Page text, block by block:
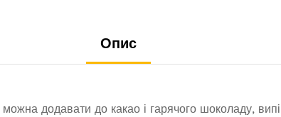
Опис
можна додавати до какао і гарячого шоколаду,